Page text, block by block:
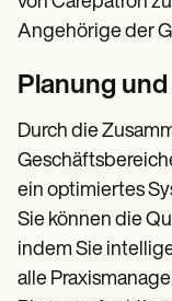
Angehörige der
Planung
Durch die
ein optimiertes
Sie können die
indem Sie
alle